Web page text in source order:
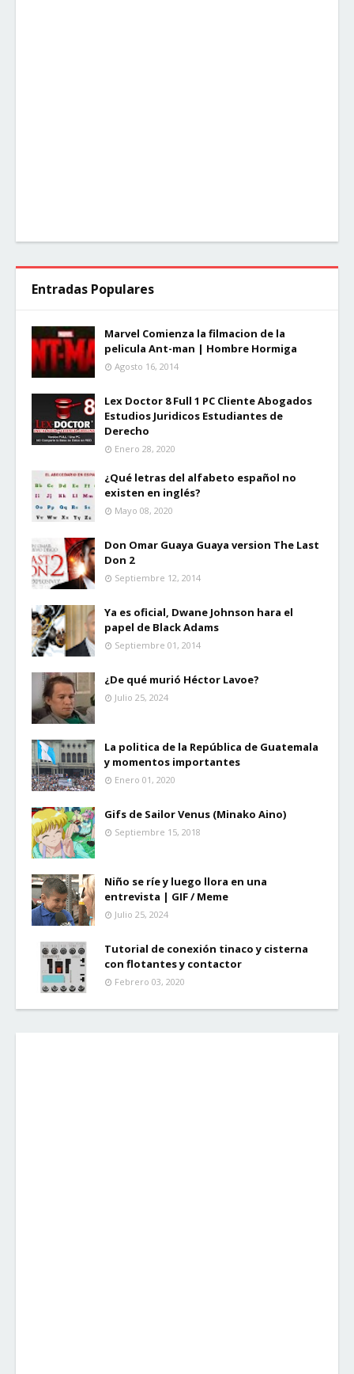
Entradas Populares
Marvel Comienza la filmacion de la
pelicula Ant-man | Hombre Hormiga
Agosto 16, 2014
Lex Doctor 8 Full 1 PC Cliente Abogados
Estudios Juridicos Estudiantes de
Derecho
Enero 28, 2020
¿Qué letras del alfabeto español no
existen en inglés?
Mayo 08, 2020
Don Omar Guaya Guaya version The Last
Don 2
Septiembre 12, 2014
Ya es oficial, Dwane Johnson hara el
papel de Black Adams
Septiembre 01, 2014
¿De qué murió Héctor Lavoe?
Julio 25, 2024
La politica de la República de Guatemala
y momentos importantes
Enero 01, 2020
Gifs de Sailor Venus (Minako Aino)
Septiembre 15, 2018
Niño se ríe y luego llora en una
entrevista | GIF / Meme
Julio 25, 2024
Tutorial de conexión tinaco y cisterna
con flotantes y contactor
Febrero 03, 2020